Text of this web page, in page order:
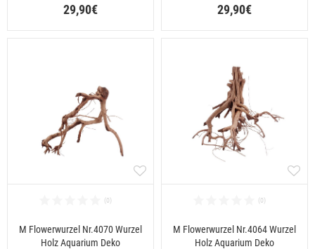
29,90€ 29,90€
M Flowerwurzel Nr.4070 Wurzel
Holz Aquarium Deko
M Flowerwurzel Nr.4064 Wurzel
Holz Aquarium Deko